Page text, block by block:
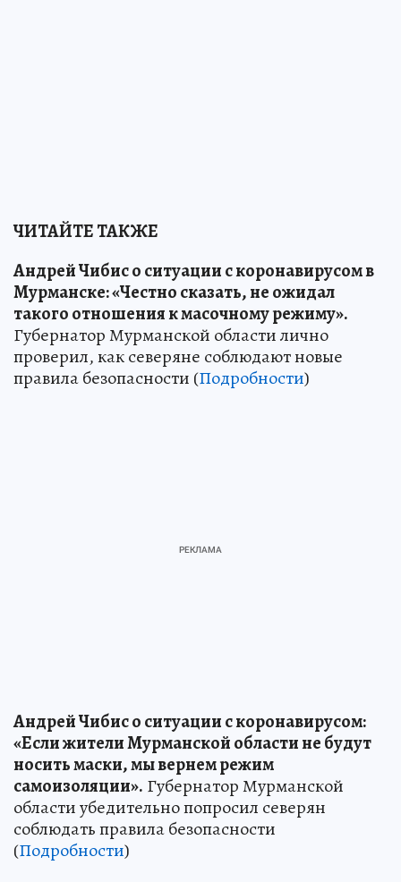
ЧИТАЙТЕ ТАКЖЕ
Андрей Чибис о ситуации с коронавирусом в
Мурманске: «Честно сказать, не ожидал
такого отношения к масочному режиму».
Губернатор Мурманской области лично
проверил, как северяне соблюдают новые
правила безопасности (Подробности)
Андрей Чибис о ситуации с коронавирусом:
«Если жители Мурманской области не будут
носить маски, мы вернем режим
самоизоляции». Губернатор Мурманской
области убедительно попросил северян
соблюдать правила безопасности
(Подробности)